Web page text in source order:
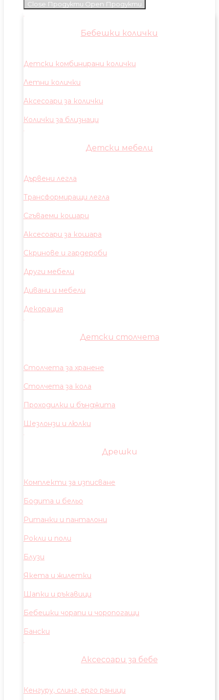
Close Продукти Open Продукти
Бебешки колички
Детски комбинирани колички
Летни колички
Аксесоари за колички
Колички за близнаци
Детски мебели
Дървени легла
Трансформиращи легла
Сгъваеми кошари
Аксесоари за кошара
Скринове и гардероби
Други мебели
Дивани и мебели
Декорация
Детски столчета
Столчета за хранене
Столчета за кола
Проходилки и бънджита
Шезлонзи и люлки
Дрешки
Комплекти за изписване
Бодита и бельо
Ританки и панталони
Рокли и поли
Блузи
Якета и жилетки
Шапки и ръкавици
Бебешки чорапи и чоропогащи
Бански
Аксесоари за бебе
Кенгуру, слинг, ерго раници